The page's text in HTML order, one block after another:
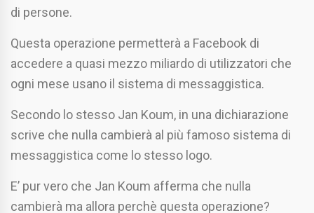
di persone.
Questa operazione permetterà a Facebook di
accedere a quasi mezzo miliardo di utilizzatori che
ogni mese usano il sistema di messaggistica.
Secondo lo stesso Jan Koum, in una dichiarazione
scrive che nulla cambierà al più famoso sistema di
messaggistica come lo stesso logo.
E’ pur vero che Jan Koum afferma che nulla
cambierà ma allora perchè questa operazione?